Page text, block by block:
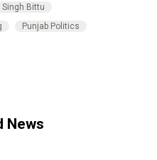
Singh Bittu
Punjab Politics
News